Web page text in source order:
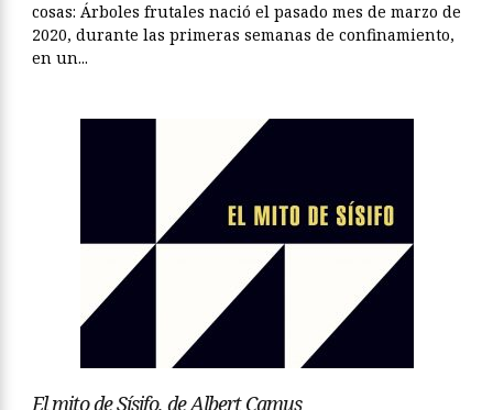
cosas: Árboles frutales nació el pasado mes de marzo de
2020, durante las primeras semanas de confinamiento,
en un...
El mito de Sísifo, de Albert Camus